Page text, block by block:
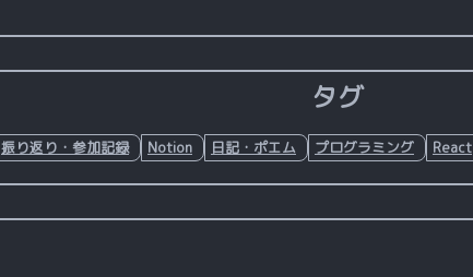
タグ
振り返り・参加記録 Notion 日記・ポエム プログラミング React